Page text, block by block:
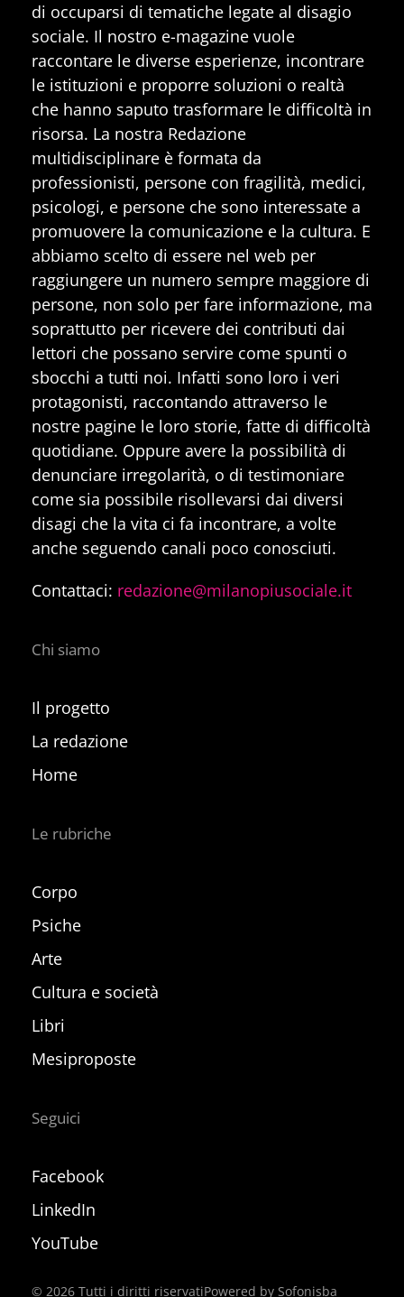
di occuparsi di tematiche legate al disagio
sociale. Il nostro e-magazine vuole
raccontare le diverse esperienze, incontrare
le istituzioni e proporre soluzioni o realtà
che hanno saputo trasformare le difficoltà in
risorsa. La nostra Redazione
multidisciplinare è formata da
professionisti, persone con fragilità, medici,
psicologi, e persone che sono interessate a
promuovere la comunicazione e la cultura. E
abbiamo scelto di essere nel web per
raggiungere un numero sempre maggiore di
persone, non solo per fare informazione, ma
soprattutto per ricevere dei contributi dai
lettori che possano servire come spunti o
sbocchi a tutti noi. Infatti sono loro i veri
protagonisti, raccontando attraverso le
nostre pagine le loro storie, fatte di difficoltà
quotidiane. Oppure avere la possibilità di
denunciare irregolarità, o di testimoniare
come sia possibile risollevarsi dai diversi
disagi che la vita ci fa incontrare, a volte
anche seguendo canali poco conosciuti.
Contattaci: redazione@milanopiusociale.it
Chi siamo
Il progetto
La redazione
Home
Le rubriche
Corpo
Psiche
Arte
Cultura e società
Libri
Mesiproposte
Seguici
Facebook
LinkedIn
YouTube
© 2026 Tutti i diritti riservatiPowered by Sofonisba